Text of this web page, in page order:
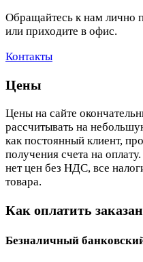
Обращайтесь к нам лично
или приходите в офис.
Контакты
Цены
Цены на сайте
рассчитывать на
как постоянный клиент,
получения счета на
нет цен без НДС, все
товара.
Как оплатить
Безналичный